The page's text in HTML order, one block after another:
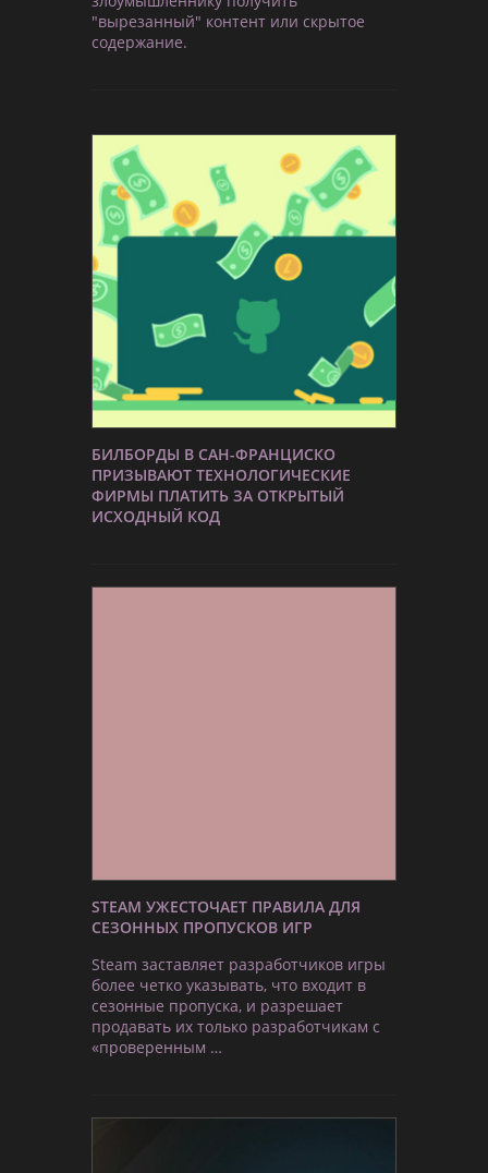
"вырезанный" контент или скрытое
содержание.
БИЛБОРДЫ В САН-ФРАНЦИСКО
ПРИЗЫВАЮТ ТЕХНОЛОГИЧЕСКИЕ
ФИРМЫ ПЛАТИТЬ ЗА ОТКРЫТЫЙ
ИСХОДНЫЙ КОД
STEAM УЖЕСТОЧАЕТ ПРАВИЛА ДЛЯ
СЕЗОННЫХ ПРОПУСКОВ ИГР
Steam заставляет разработчиков игры
более четко указывать, что входит в
сезонные пропуска, и разрешает
продавать их только разработчикам с
«проверенным …